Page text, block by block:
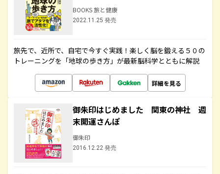
BOOKS 旅と健康
2022.11.25 発売
旅先で、近所で、自宅で今すぐ実践！楽しく脳を鍛える５０の
トレーニングを「地球の歩き方」が最新脳科学とともに解説
詳細を見る
御朱印はじめました 関東の神社 週
末開運さんぽ
御朱印
2016.12.22 発売